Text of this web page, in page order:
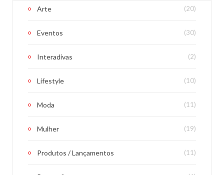
Arte (20)
Eventos (30)
Interadivas (2)
Lifestyle (10)
Moda (11)
Mulher (19)
Produtos / Lançamentos (11)